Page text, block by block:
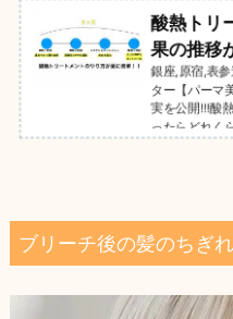
酸熱トリ
果の推移
銀座,原宿,表
ター【パーマ
実を公開!!!酸
ったらどれく
熱トリート
最新の髪質
下さい＾＾
務。月間７０
ピート率９０
ブリーチ後の髪のちぎ